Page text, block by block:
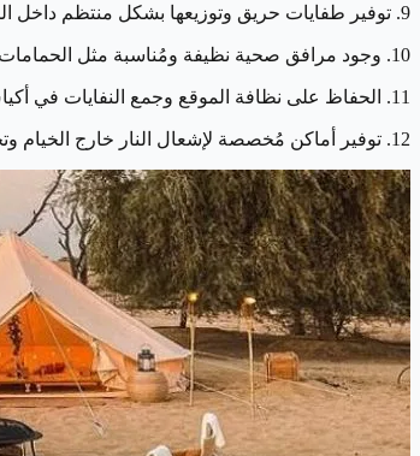
9. توفير طفايات حريق وتوزيعها بشكل منتظم داخل المخيم.
10. وجود مرافق صحية نظيفة ومُناسبة مثل الحمامات ودورات المياه.
11. الحفاظ على نظافة الموقع وجمع النفايات في أكياس مُخصصة والتخلص منها بطريقة صحية.
12. توفير أماكن مُخصصة لإشعال النار خارج الخيام وتجنب إشعال النار داخلها.